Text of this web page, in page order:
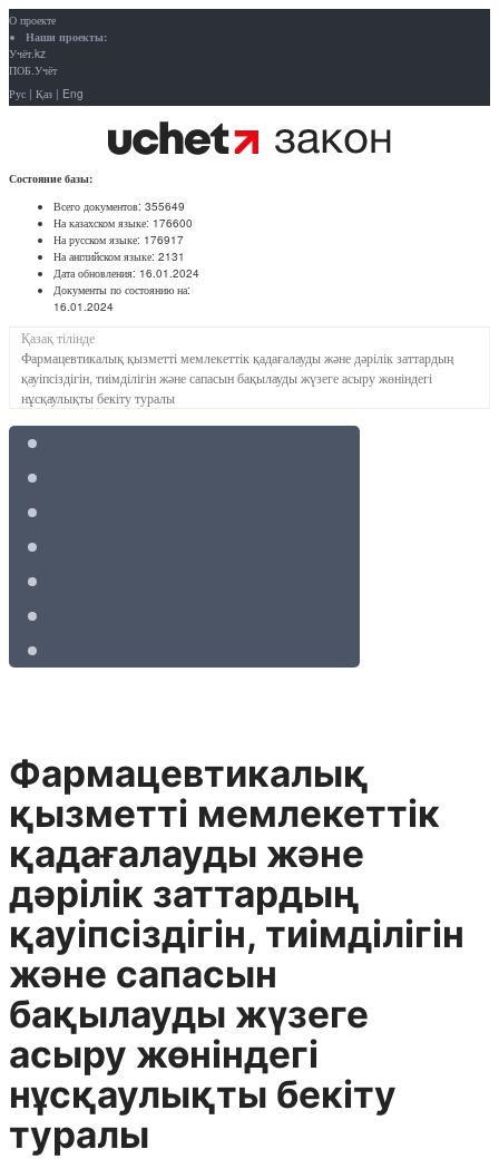
О проекте
Наши проекты:
Учёт.kz
ПОБ.Учёт
Рус | Қаз | Eng
Состояние базы:
Всего документов: 355649
На казахском языке: 176600
На русском языке: 176917
На английском языке: 2131
Дата обновления: 16.01.2024
Документы по состоянию на:
16.01.2024
Қазақ тілінде
Фармацевтикалық қызметті мемлекеттік қадағалауды және дәрілік заттардың
қауіпсіздігін, тиімділігін және сапасын бақылауды жүзеге асыру жөніндегі
нұсқаулықты бекіту туралы
Фармацевтикалық
қызметті мемлекеттік
қадағалауды және
дәрілік заттардың
қауіпсіздігін, тиімділігін
және сапасын
бақылауды жүзеге
асыру жөніндегі
нұсқаулықты бекіту
туралы